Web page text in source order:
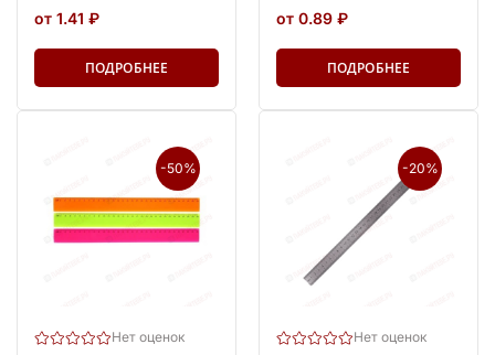
от 1.41 ₽
ПОДРОБНЕЕ
от 0.89 ₽
ПОДРОБНЕЕ
-50%
Нет оценок
-20%
Нет оценок